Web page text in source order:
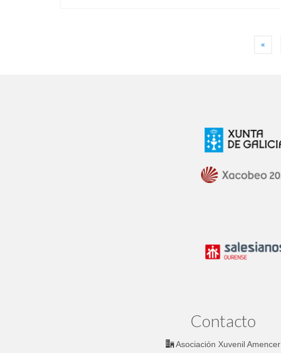
«
Contacto
Asociación Xuvenil Amencer